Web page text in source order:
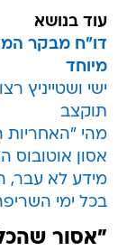
עוד בנושא
דו"ח מבקר
מיוחד
ישי ושטייניץ
תוקצב
מהי "האחריות
אסון
מידע לא עבר,
בכל ימי
"אסור